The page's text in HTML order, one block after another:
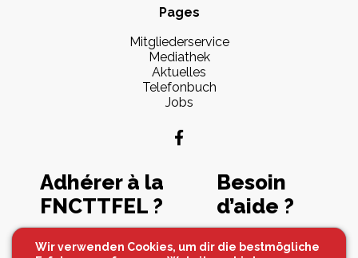
Pages
Mitgliederservice
Mediathek
Aktuelles
Telefonbuch
Jobs
Adhérer à la
FNCTTFEL ?
Souscrire maintenant
Besoin
d’aide ?
Contactez-nous
Wir verwenden Cookies, um dir die bestmögliche